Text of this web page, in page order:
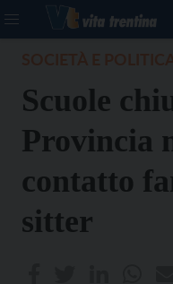
Scuole
Provincia
contatto
sitter